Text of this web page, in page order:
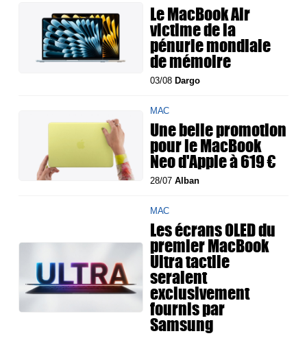
Le MacBook Air
victime de la
pénurie mondiale
de mémoire
03/08 Dargo
MAC
Une belle promotion
pour le MacBook
Neo d'Apple à 619 €
28/07Alban
MAC
Les écrans OLED du
premier MacBook
Ultra tactile
seraient
exclusivement
fournis par
Samsung